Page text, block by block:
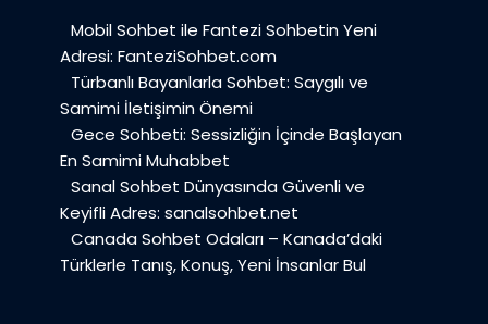
Mobil Sohbet ile Fantezi Sohbetin Yeni
Adresi: FanteziSohbet.com
Türbanlı Bayanlarla Sohbet: Saygılı ve
Samimi İletişimin Önemi
Gece Sohbeti: Sessizliğin İçinde Başlayan
En Samimi Muhabbet
Sanal Sohbet Dünyasında Güvenli ve
Keyifli Adres: sanalsohbet.net
Canada Sohbet Odaları – Kanada’daki
Türklerle Tanış, Konuş, Yeni İnsanlar Bul